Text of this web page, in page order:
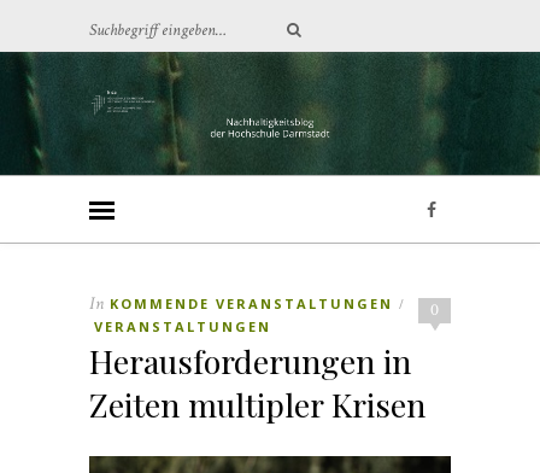
0
In KOMMENDE VERANSTALTUNGEN /
VERANSTALTUNGEN
Herausforderungen in
Zeiten multipler Krisen